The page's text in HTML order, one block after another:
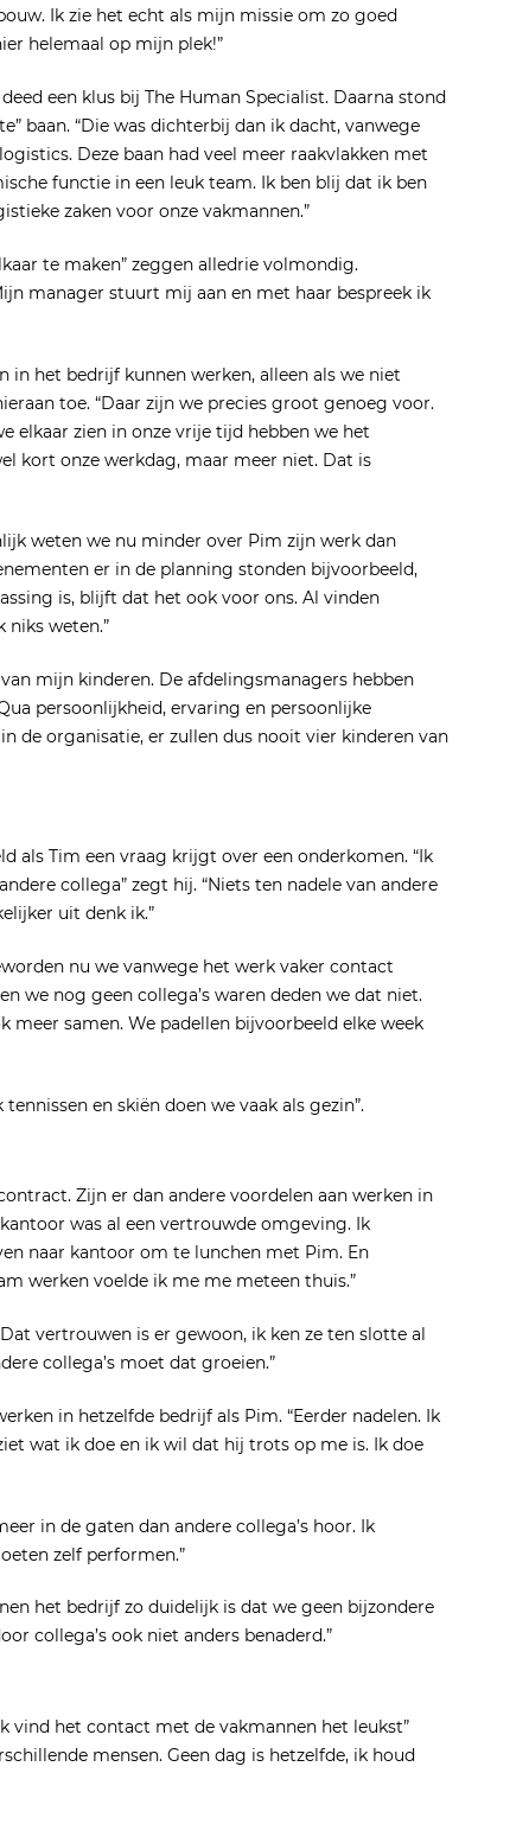
Ik zie het echt als mijn missie om zo goed
helemaal op mijn plek!”
een klus bij The Human Specialist. Daarna stond
baan. “Die was dichterbij dan ik dacht, vanwege
Deze baan had veel meer raakvlakken met
functie in een leuk team. Ik ben blij dat ik ben
zaken voor onze vakmannen.”
te maken” zeggen alledrie volmondig.
manager stuurt mij aan en met haar bespreek ik
in het bedrijf kunnen werken, alleen als we niet
toe. “Daar zijn we precies groot genoeg voor.
elkaar zien in onze vrije tijd hebben we het
kort onze werkdag, maar meer niet. Dat is
weten we nu minder over Pim zijn werk dan
er in de planning stonden bijvoorbeeld,
is, blijft dat het ook voor ons. Al vinden
niks weten.”
mijn kinderen. De afdelingsmanagers hebben
persoonlijkheid, ervaring en persoonlijke
de organisatie, er zullen dus nooit vier kinderen van
als Tim een vraag krijgt over een onderkomen. “Ik
collega” zegt hij. “Niets ten nadele van andere
uit denk ik.”
nu we vanwege het werk vaker contact
we nog geen collega’s waren deden we dat niet.
meer samen. We padellen bijvoorbeeld elke week
en skiën doen we vaak als gezin”.
Zijn er dan andere voordelen aan werken in
was al een vertrouwde omgeving. Ik
naar kantoor om te lunchen met Pim. En
werken voelde ik me me meteen thuis.”
vertrouwen is er gewoon, ik ken ze ten slotte al
collega’s moet dat groeien.”
in hetzelfde bedrijf als Pim. “Eerder nadelen. Ik
wat ik doe en ik wil dat hij trots op me is. Ik doe
in de gaten dan andere collega’s hoor. Ik
zelf performen.”
het bedrijf zo duidelijk is dat we geen bijzondere
collega’s ook niet anders benaderd.”
vind het contact met de vakmannen het leukst”
mensen. Geen dag is hetzelfde, ik houd